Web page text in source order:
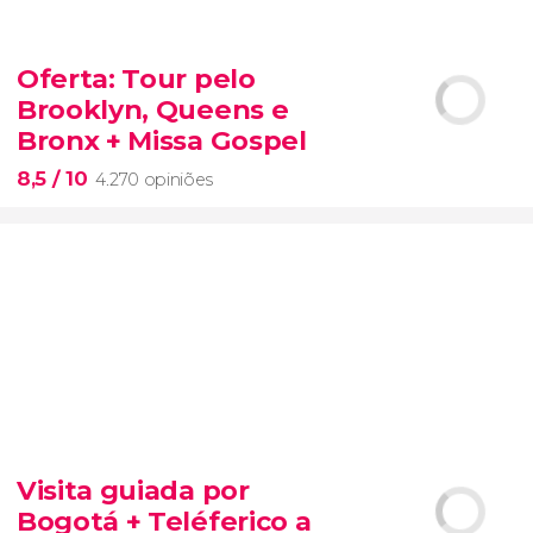
excursão saindo de Medellín
arquitetura colonial de Guatapé
reservatório El Peñol
Oferta: Tour pelo
Brooklyn, Queens e
Bronx + Missa Gospel
8,5 / 10 4.270 opiniões
pelo Brooklyn, Queens e Bronx com uma Missa
Visita guiada por
Bogotá + Teléferico a